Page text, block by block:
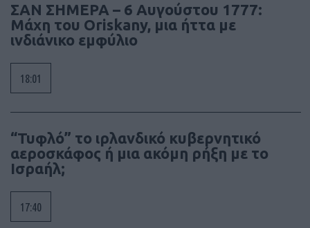
ΣΑΝ ΣΗΜΕΡΑ – 6 Αυγούστου 1777:
Μάχη του Oriskany, μια ήττα με
ινδιάνικο εμφύλιο
18:01
“Τυφλό” το ιρλανδικό κυβερνητικό
αεροσκάφος ή μια ακόμη ρήξη με το
Ισραήλ;
17:40